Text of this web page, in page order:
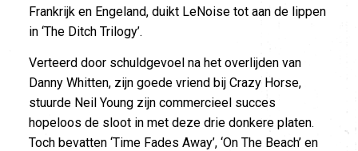
Frankrijk en Engeland, duikt LeNoise tot aan de lippen
in ‘The Ditch Trilogy’.
Verteerd door schuldgevoel na het overlijden van
Danny Whitten, zijn goede vriend bij Crazy Horse,
stuurde Neil Young zijn commercieel succes
hopeloos de sloot in met deze drie donkere platen.
Toch bevatten ‘Time Fades Away’, ‘On The Beach’ en